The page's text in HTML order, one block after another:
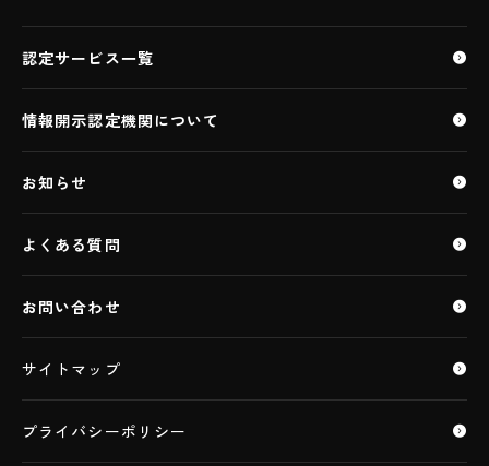
生成AI利用クラウドサービス（ASP・SaaS)
ASP・SaaS
ASP・SaaS（AIクラウドサービス）
医療情報ASP・SaaS
特定個人情報ASP・SaaS
ASP・SaaS（IoTクラウドサービス）
IaaS・PaaS
IaaS・PaaS（IoTクラウドサービス）
データセンター
認定サービス一覧
情報開示認定機関について
お知らせ
よくある質問
お問い合わせ
サイトマップ
プライバシーポリシー